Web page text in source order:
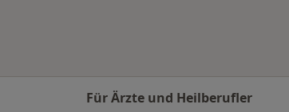
Für Ärzte und Heilberufler